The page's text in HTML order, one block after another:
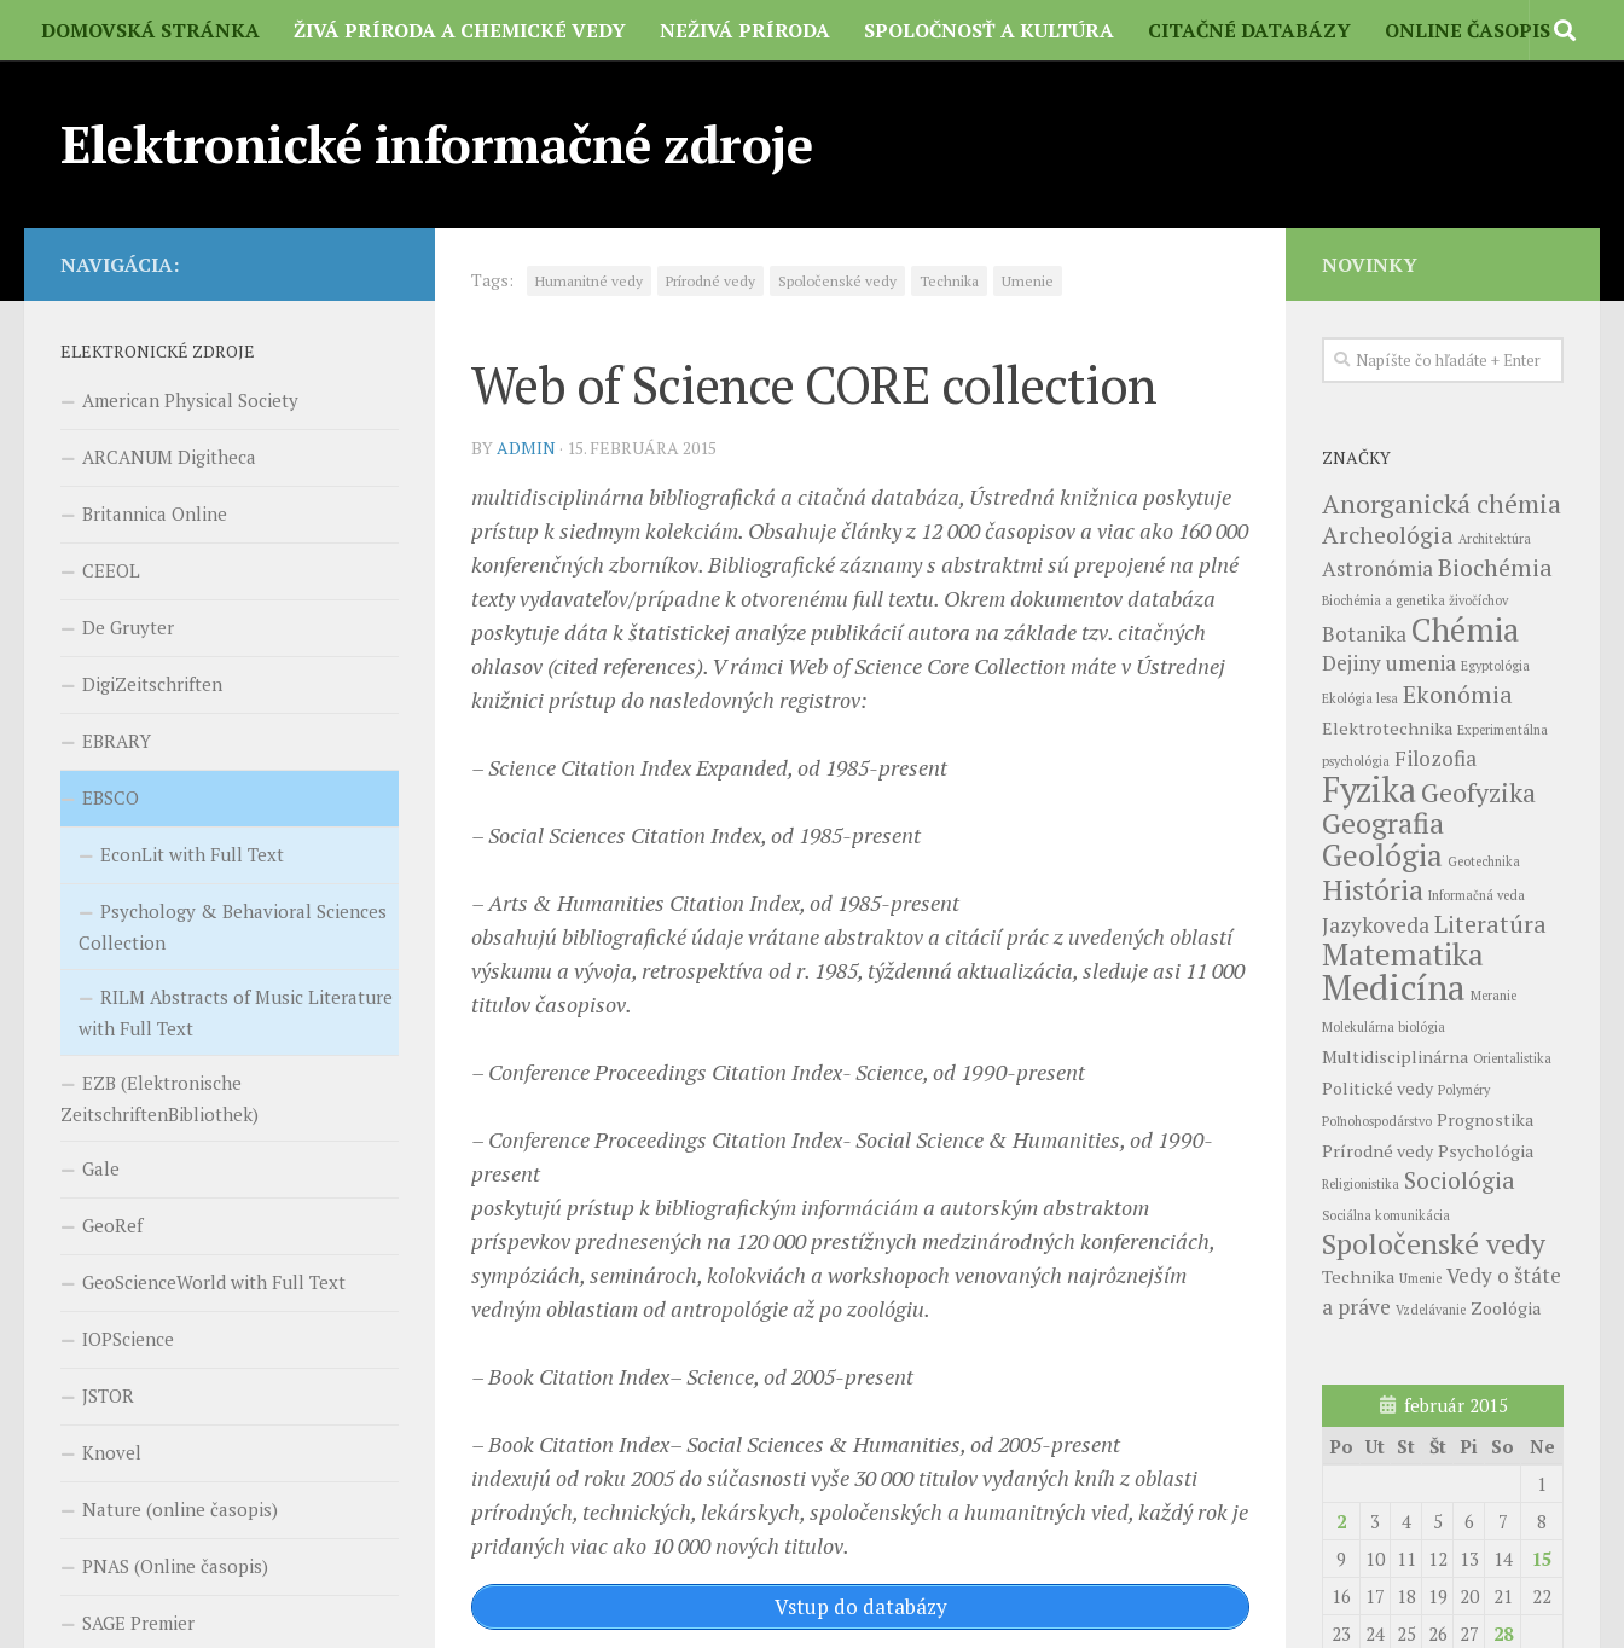
DOMOVSKÁ STRÁNKA ŽIVÁ PRÍRODA A CHEMICKÉ VEDY NEŽIVÁ PRÍRODA SPOLOČNOSŤ A KULTÚRA CITAČNÉ DATABÁZY ONLINE ČASOPIS
Elektronické informačné zdroje
Tags: Humanitné vedy Prírodné vedy Spoločenské vedy Technika Umenie
Web of Science CORE collection
BYADMIN · 15. FEBRUÁRA 2015
multidisciplinárna bibliografická a citačná databáza, Ústredná knižnica poskytuje
prístup k siedmym kolekciám. Obsahuje články z 12 000 časopisov a viac ako 160 000
konferenčných zborníkov. Bibliografické záznamy s abstraktmi sú prepojené na plné
texty vydavateľov/prípadne k otvorenému full textu. Okrem dokumentov databáza
poskytuje dáta k štatistickej analýze publikácií autora na základe tzv. citačných
ohlasov (cited references). V rámci Web of Science Core Collection máte v Ústrednej
knižnici prístup do nasledovných registrov:
– Science Citation Index Expanded, od 1985-present
– Social Sciences Citation Index, od 1985-present
– Arts & Humanities Citation Index, od 1985-present
obsahujú bibliografické údaje vrátane abstraktov a citácií prác z uvedených oblastí
výskumu a vývoja, retrospektíva od r. 1985, týždenná aktualizácia, sleduje asi 11 000
titulov časopisov.
– Conference Proceedings Citation Index- Science, od 1990-present
– Conference Proceedings Citation Index- Social Science & Humanities, od 1990-
present
poskytujú prístup k bibliografickým informáciám a autorským abstraktom
príspevkov prednesených na 120 000 prestížnych medzinárodných konferenciách,
sympóziách, seminároch, kolokviách a workshopoch venovaných najrôznejším
vedným oblastiam od antropológie až po zoológiu.
– Book Citation Index– Science, od 2005-present
– Book Citation Index– Social Sciences & Humanities, od 2005-present
indexujú od roku 2005 do súčasnosti vyše 30 000 titulov vydaných kníh z oblasti
prírodných, technických, lekárskych, spoločenských a humanitných vied, každý rok je
pridaných viac ako 10 000 nových titulov.
Vstup do databázy
NAVIGÁCIA:
ELEKTRONICKÉ ZDROJE
American Physical Society
ARCANUM Digitheca
Britannica Online
CEEOL
De Gruyter
DigiZeitschriften
EBRARY
EBSCO
EconLit with Full Text
Psychology & Behavioral Sciences
Collection
RILM Abstracts of Music Literature
with Full Text
EZB (Elektronische
ZeitschriftenBibliothek)
Gale
GeoRef
GeoScienceWorld with Full Text
IOPScience
JSTOR
Knovel
Nature (online časopis)
PNAS (Online časopis)
SAGE Premier
NOVINKY
ZNAČKY
Anorganická chémia
Archeológia Architektúra
AstronómiaBiochémia
Biochémia a genetika živočíchov
Botanika Chémia
Dejiny umenia Egyptológia
Ekológia lesa Ekonómia
Elektrotechnika Experimentálna
psychológia Filozofia
FyzikaGeofyzika
Geografia
Geológia Geotechnika
História Informačná veda
JazykovedaLiteratúra
Matematika
Medicína Meranie
Molekulárna biológia
Multidisciplinárna Orientalistika
Politické vedy Polyméry
Poľnohospodárstvo Prognostika
Prírodné vedy Psychológia
Religionistika Sociológia
Sociálna komunikácia
Spoločenské vedy
Technika Umenie Vedy o štáte
a práve Vzdelávanie Zoológia
február 2015
Po Ut St Št Pi So Ne
1
2
3 4 5 6 7
8
9
10 11 12 13 14
15
16
17 18 19 20 21
22
23
24 25 26 27 28